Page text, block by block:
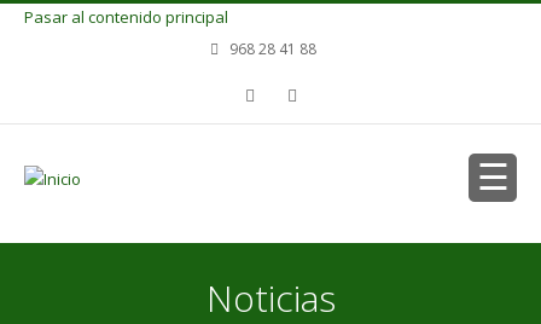
Pasar al contenido principal
968 28 41 88
Noticias